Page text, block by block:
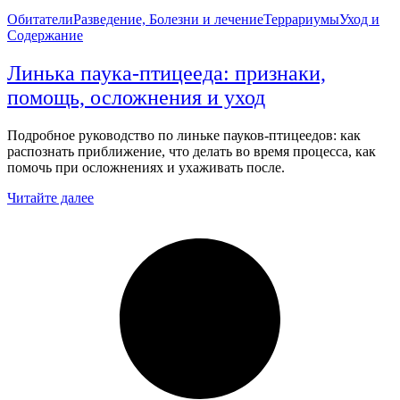
ОбитателиРазведение, Болезни и лечениеТеррариумыУход и
Содержание
Линька паука-птицееда: признаки,
помощь, осложнения и уход
Подробное руководство по линьке пауков-птицеедов: как
распознать приближение, что делать во время процесса, как
помочь при осложнениях и ухаживать после.
Читайте далее